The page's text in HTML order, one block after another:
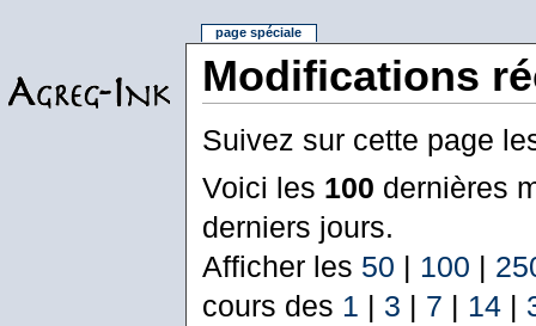
Modifications
Suivez sur cette page
Voici les 100 dernières
derniers jours.
Afficher les 50 | 100 |
cours des 1 | 3 | 7 | 14|
page spéciale